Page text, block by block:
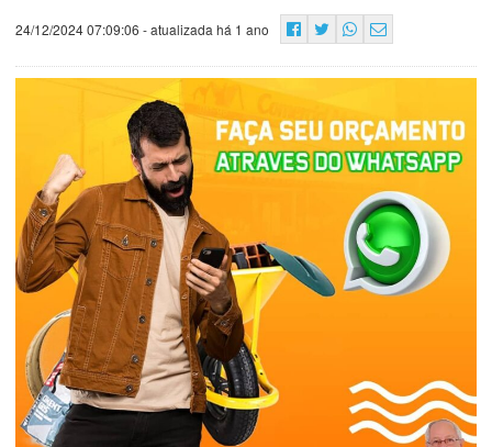
24/12/2024 07:09:06 - atualizada há 1 ano